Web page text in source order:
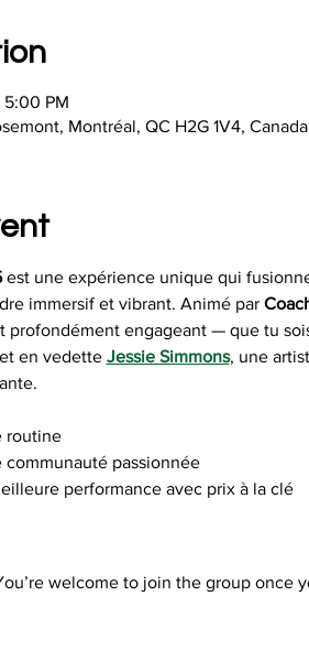
5:00 PM
Montréal, QC H2G 1V4, Canada
est une expérience unique qui
immersif et vibrant. Animé par
profondément engageant — que tu
en vedette Jessie Simmons, une
routine
passionnée
performance avec prix à la clé
welcome to join the group once